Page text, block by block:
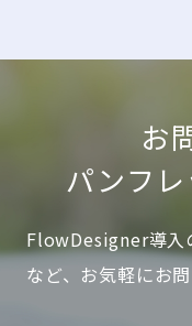
お
パンフ
FlowDesigner導入
など、お気軽にお